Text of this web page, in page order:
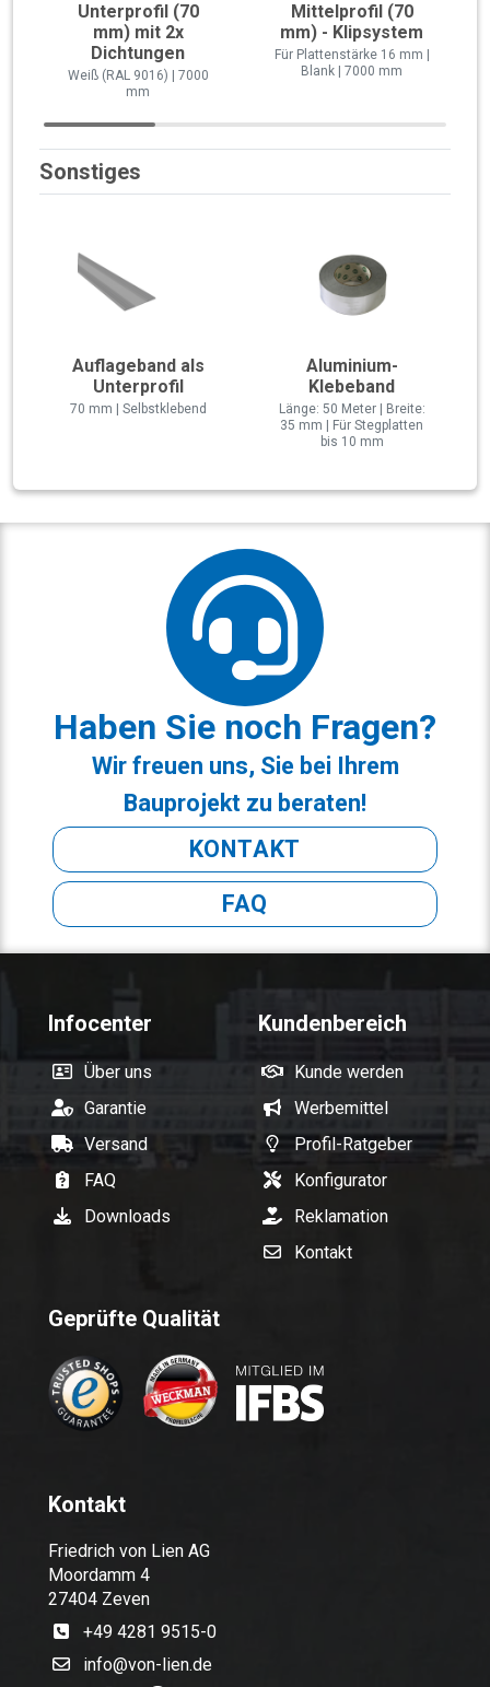
Unterprofil (70
mm) mit 2x
Dichtungen
Weiß (RAL 9016) | 7000
mm
Mittelprofil (70
mm) - Klipsystem
Für Plattenstärke 16 mm |
Blank | 7000 mm
Sonstiges
Auflageband als
Unterprofil
70 mm | Selbstklebend
Aluminium-
Klebeband
Länge: 50 Meter | Breite:
35 mm | Für Stegplatten
bis 10 mm
Haben Sie noch Fragen?
Wir freuen uns, Sie bei Ihrem
Bauprojekt zu beraten!
KONTAKT
FAQ
Infocenter
Über uns
Garantie
Versand
FAQ
Downloads
Kundenbereich
Kunde werden
Werbemittel
Profil-Ratgeber
Konfigurator
Reklamation
Kontakt
Geprüfte Qualität
Kontakt
Friedrich von Lien AG
Moordamm 4
27404 Zeven
+49 4281 9515-0
info@von-lien.de